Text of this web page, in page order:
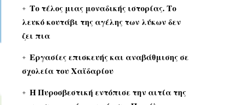
Το τέλος μιας μοναδικής ιστορίας. Το
λευκό κουτάβι της αγέλης των λύκων δεν
ζει πια
Εργασίες επισκευής και αναβάθμισης σε
σχολεία του Χαϊδαρίου
Η Πυροσβεστική εντόπισε την αιτία της